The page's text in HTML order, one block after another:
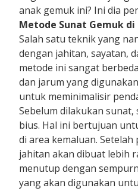
anak gemuk ini? Ini dia
Metode Sunat Gemuk
Salah satu teknik yang
dengan jahitan, sayatan,
metode ini sangat
dan jarum yang
untuk meminimalisir
Sebelum dilakukan
bius. Hal ini bertujuan
di area kemaluan.
jahitan akan dibuat lebih
menutup dengan
yang akan digunakan